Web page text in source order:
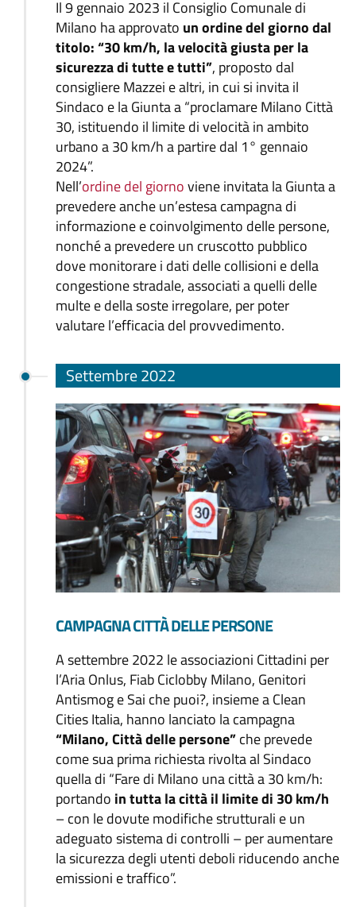
Il 9 gennaio 2023 il Consiglio Comunale di
Milano ha approvato un ordine del giorno dal
titolo: “30 km/h, la velocità giusta per la
sicurezza di tutte e tutti”, proposto dal
consigliere Mazzei e altri, in cui si invita il
Sindaco e la Giunta a “proclamare Milano Città
30, istituendo il limite di velocità in ambito
urbano a 30 km/h a partire dal 1° gennaio
2024”.
Nell’ordine del giornoviene invitata la Giunta a
prevedere anche un’estesa campagna di
informazione e coinvolgimento delle persone,
nonché a prevedere un cruscotto pubblico
dove monitorare i dati delle collisioni e della
congestione stradale, associati a quelli delle
multe e della soste irregolare, per poter
valutare l’efficacia del provvedimento.
Settembre 2022
CAMPAGNA CITTÀ DELLE PERSONE
A settembre 2022 le associazioni Cittadini per
l’Aria Onlus, Fiab Ciclobby Milano, Genitori
Antismog e Sai che puoi?, insieme a Clean
Cities Italia, hanno lanciato la campagna
“Milano, Città delle persone”che prevede
come sua prima richiesta rivolta al Sindaco
quella di “Fare di Milano una città a 30 km/h:
portando in tutta la città il limite di 30 km/h
– con le dovute modifiche strutturali e un
adeguato sistema di controlli – per aumentare
la sicurezza degli utenti deboli riducendo anche
emissioni e traffico”.